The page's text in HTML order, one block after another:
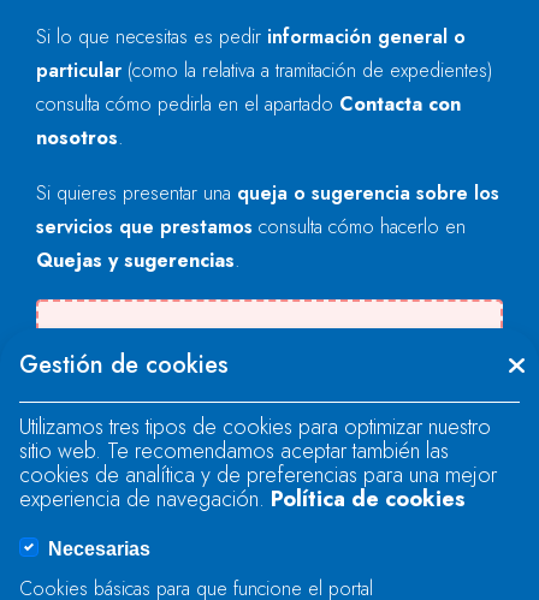
Si lo que necesitas es pedir información general o
particular (como la relativa a tramitación de expedientes)
consulta cómo pedirla en el apartado Contacta con
nosotros.
Si quieres presentar una queja o sugerencia sobre los
servicios que prestamos consulta cómo hacerlo en
Quejas y sugerencias.
"text".
Se produjo un error al cargar el campo
"text".
Se produjo un error al cargar el campo
Gestión de cookies
Utilizamos tres tipos de cookies para optimizar nuestro
sitio web. Te recomendamos aceptar también las
cookies de analítica y de preferencias para una mejor
experiencia de navegación. Política de cookies
Necesarias
Cookies básicas para que funcione el portal